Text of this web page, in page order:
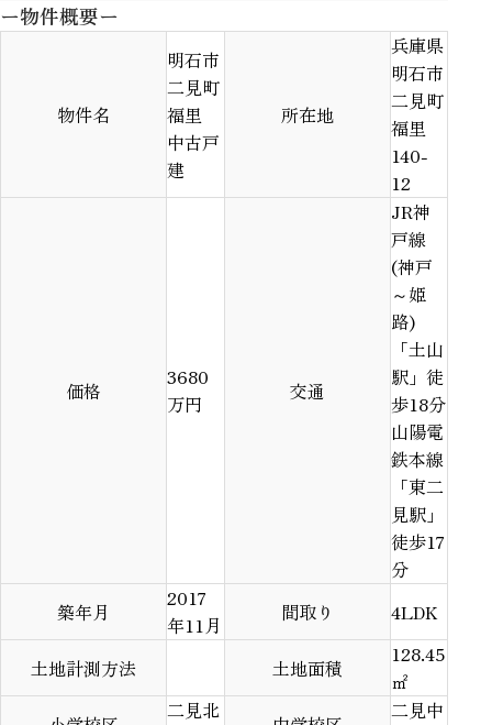
ー物件概要ー
物件名
明石市
二見町
福里
中古戸
建
所在地
兵庫県
明石市
二見町
福里
140-
12
価格
3680
万円
交通
JR神
戸線
(神戸
～姫
路)
「土山
駅」徒
歩18分
山陽電
鉄本線
「東二
見駅」
徒歩17
分
築年月
2017
年11月
間取り 4LDK
土地計測方法 土地面積
128.45
㎡
二見北
二見中